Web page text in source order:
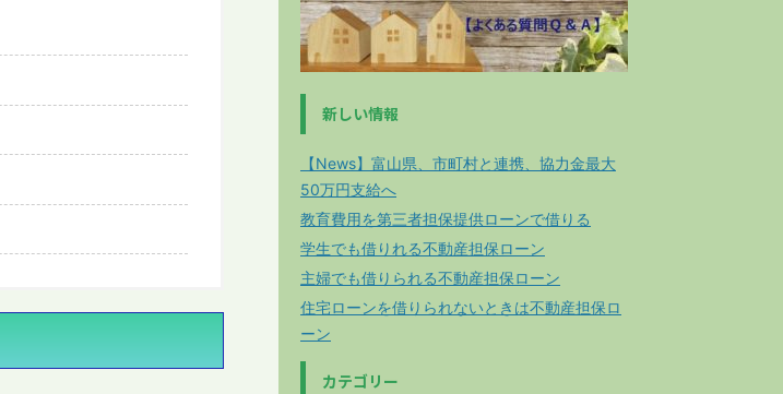
新しい情報
【News】富山県、市町村と連携、協力金最大
50万円支給へ
教育費用を第三者担保提供ローンで借りる
学生でも借りれる不動産担保ローン
主婦でも借りられる不動産担保ローン
住宅ローンを借りられないときは不動産担保ロ
ーン
カテゴリー